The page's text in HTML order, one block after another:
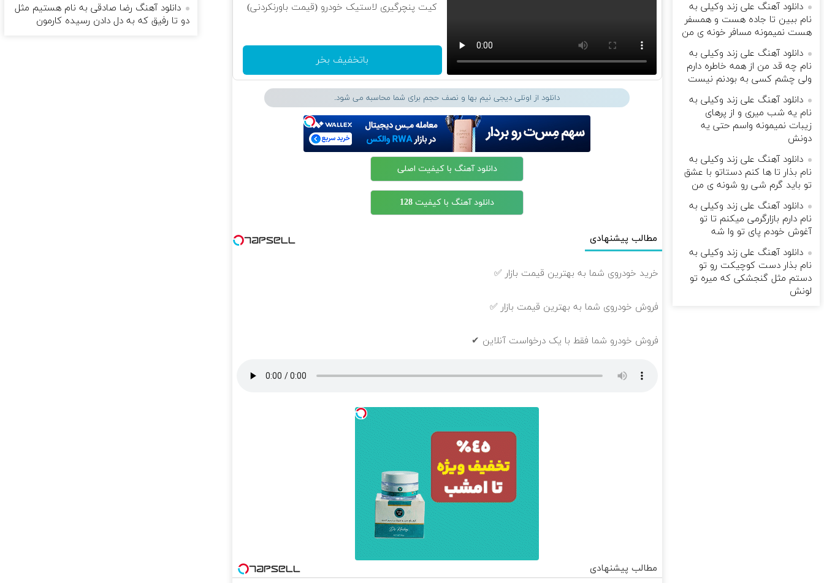
کیت پنچرگیری لاستیک خودرو (قیمت باورنکردنی)
باتخفیف بخر
دانلود از اونلی دیجی نیم بها و نصف حجم برای شما محاسبه می شود.
دانلود آهنگ با کیفیت اصلی
دانلود آهنگ با کیفیت 128
مطالب پیشنهادی
خرید خودروی شما به بهترین قیمت بازار ✅
فروش خودروی شما به بهترین قیمت بازار ✅
فروش خودرو شما فقط با یک درخواست آنلاین ✔
مطالب پیشنهادی
دانلود آهنگ علی زند وکیلی به
نام ببین تا جاده هست و همسفر
هست نمیمونه مسافر خونه ی من
دانلود آهنگ علی زند وکیلی به
نام چه قد من از همه خاطره دارم
ولی چشم كسی به بودنم نیست
دانلود آهنگ علی زند وکیلی به
نام یه شب میرى و از پرهای
زيبات نمیمونه واسم حتی یه
دونش
دانلود آهنگ علی زند وکیلی به
نام بذار تا ها كنم دستاتو با عشق
تو باید گرم شی رو شونه ى من
دانلود آهنگ علی زند وکیلی به
نام دارم بازارگرمی میكنم تا تو
آغوش خودم پای تو وا شه
دانلود آهنگ علی زند وکیلی به
نام بذار دست كوچیكت رو تو
دستم مثل گنجشكی كه میره تو
لونش
دانلود آهنگ رضا صادقی به نام هستیم مثل
دو تا رفیق که به دل دادن رسیده کارمون